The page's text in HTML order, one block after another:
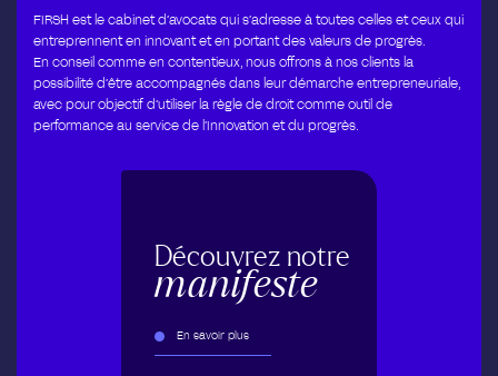
FIRSH est le cabinet d’avocats qui s’adresse à toutes celles et ceux qui
entreprennent en innovant et en portant des valeurs de progrès.
En conseil comme en contentieux, nous offrons à nos clients la
possibilité d’être accompagnés dans leur démarche entrepreneuriale,
avec pour objectif d’utiliser la règle de droit comme outil de
performance au service de l’Innovation et du progrès.
Découvrez notre
manifeste
En savoir plus